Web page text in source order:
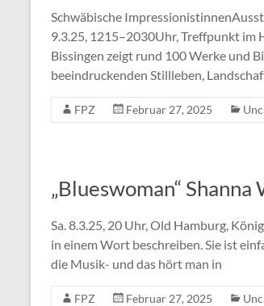
Schwäbische
9.3.25, 1215–2030Uhr, Treffpunkt im
Bissingen zeigt rund 100 Werke und
beeindruckenden Stillleben,
FPZ Februar 27, 2025
„Blueswoman“
Sa. 8.3.25, 20 Uhr, Old Hamburg,
in einem Wort beschreiben. Sie ist
die Musik- und das hört man in
FPZ Februar 27, 2025